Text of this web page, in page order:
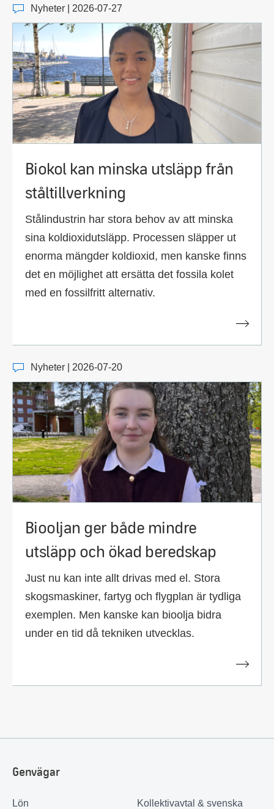
Nyheter | 2026-07-27
Biokol kan minska utsläpp från
ståltillverkning
Stålindustrin har stora behov av att minska
sina koldioxidutsläpp. Processen släpper ut
enorma mängder koldioxid, men kanske finns
det en möjlighet att ersätta det fossila kolet
med en fossilfritt alternativ.
Nyheter | 2026-07-20
Biooljan ger både mindre
utsläpp och ökad beredskap
Just nu kan inte allt drivas med el. Stora
skogsmaskiner, fartyg och flygplan är tydliga
exemplen. Men kanske kan bioolja bidra
under en tid då tekniken utvecklas.
Genvägar
Lön
Kollektivavtal & svenska